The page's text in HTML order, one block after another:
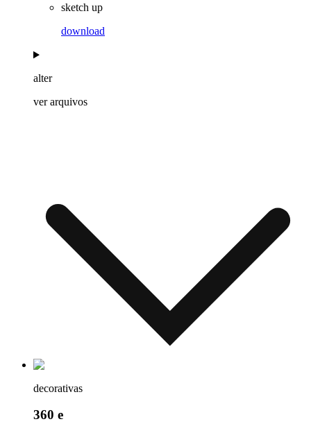
sketch up
download
alter
ver arquivos
decorativas
360 e